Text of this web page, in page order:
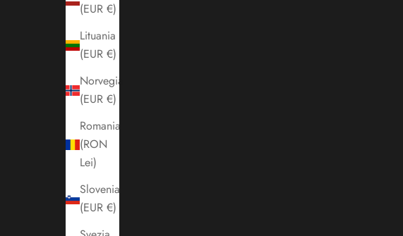
(EUR €)
Lituania
(EUR €)
Norvegia
(EUR €)
Romania
(RON
Lei)
Slovenia
(EUR €)